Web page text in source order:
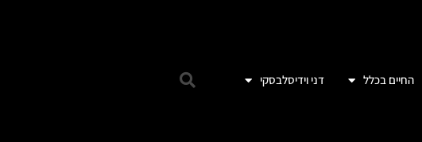
החיים בכלל דני וידיסלבסקי